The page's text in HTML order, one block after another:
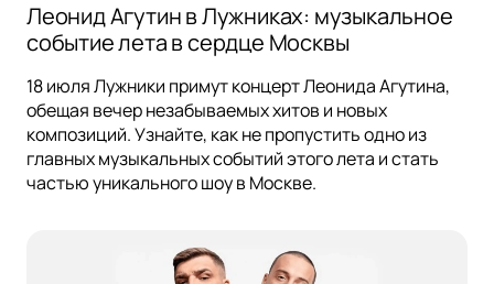
Леонид Агутин в Лужниках: музыкальное
событие лета в сердце Москвы
18 июля Лужники примут концерт Леонида Агутина,
обещая вечер незабываемых хитов и новых
композиций. Узнайте, как не пропустить одно из
главных музыкальных событий этого лета и стать
частью уникального шоу в Москве.